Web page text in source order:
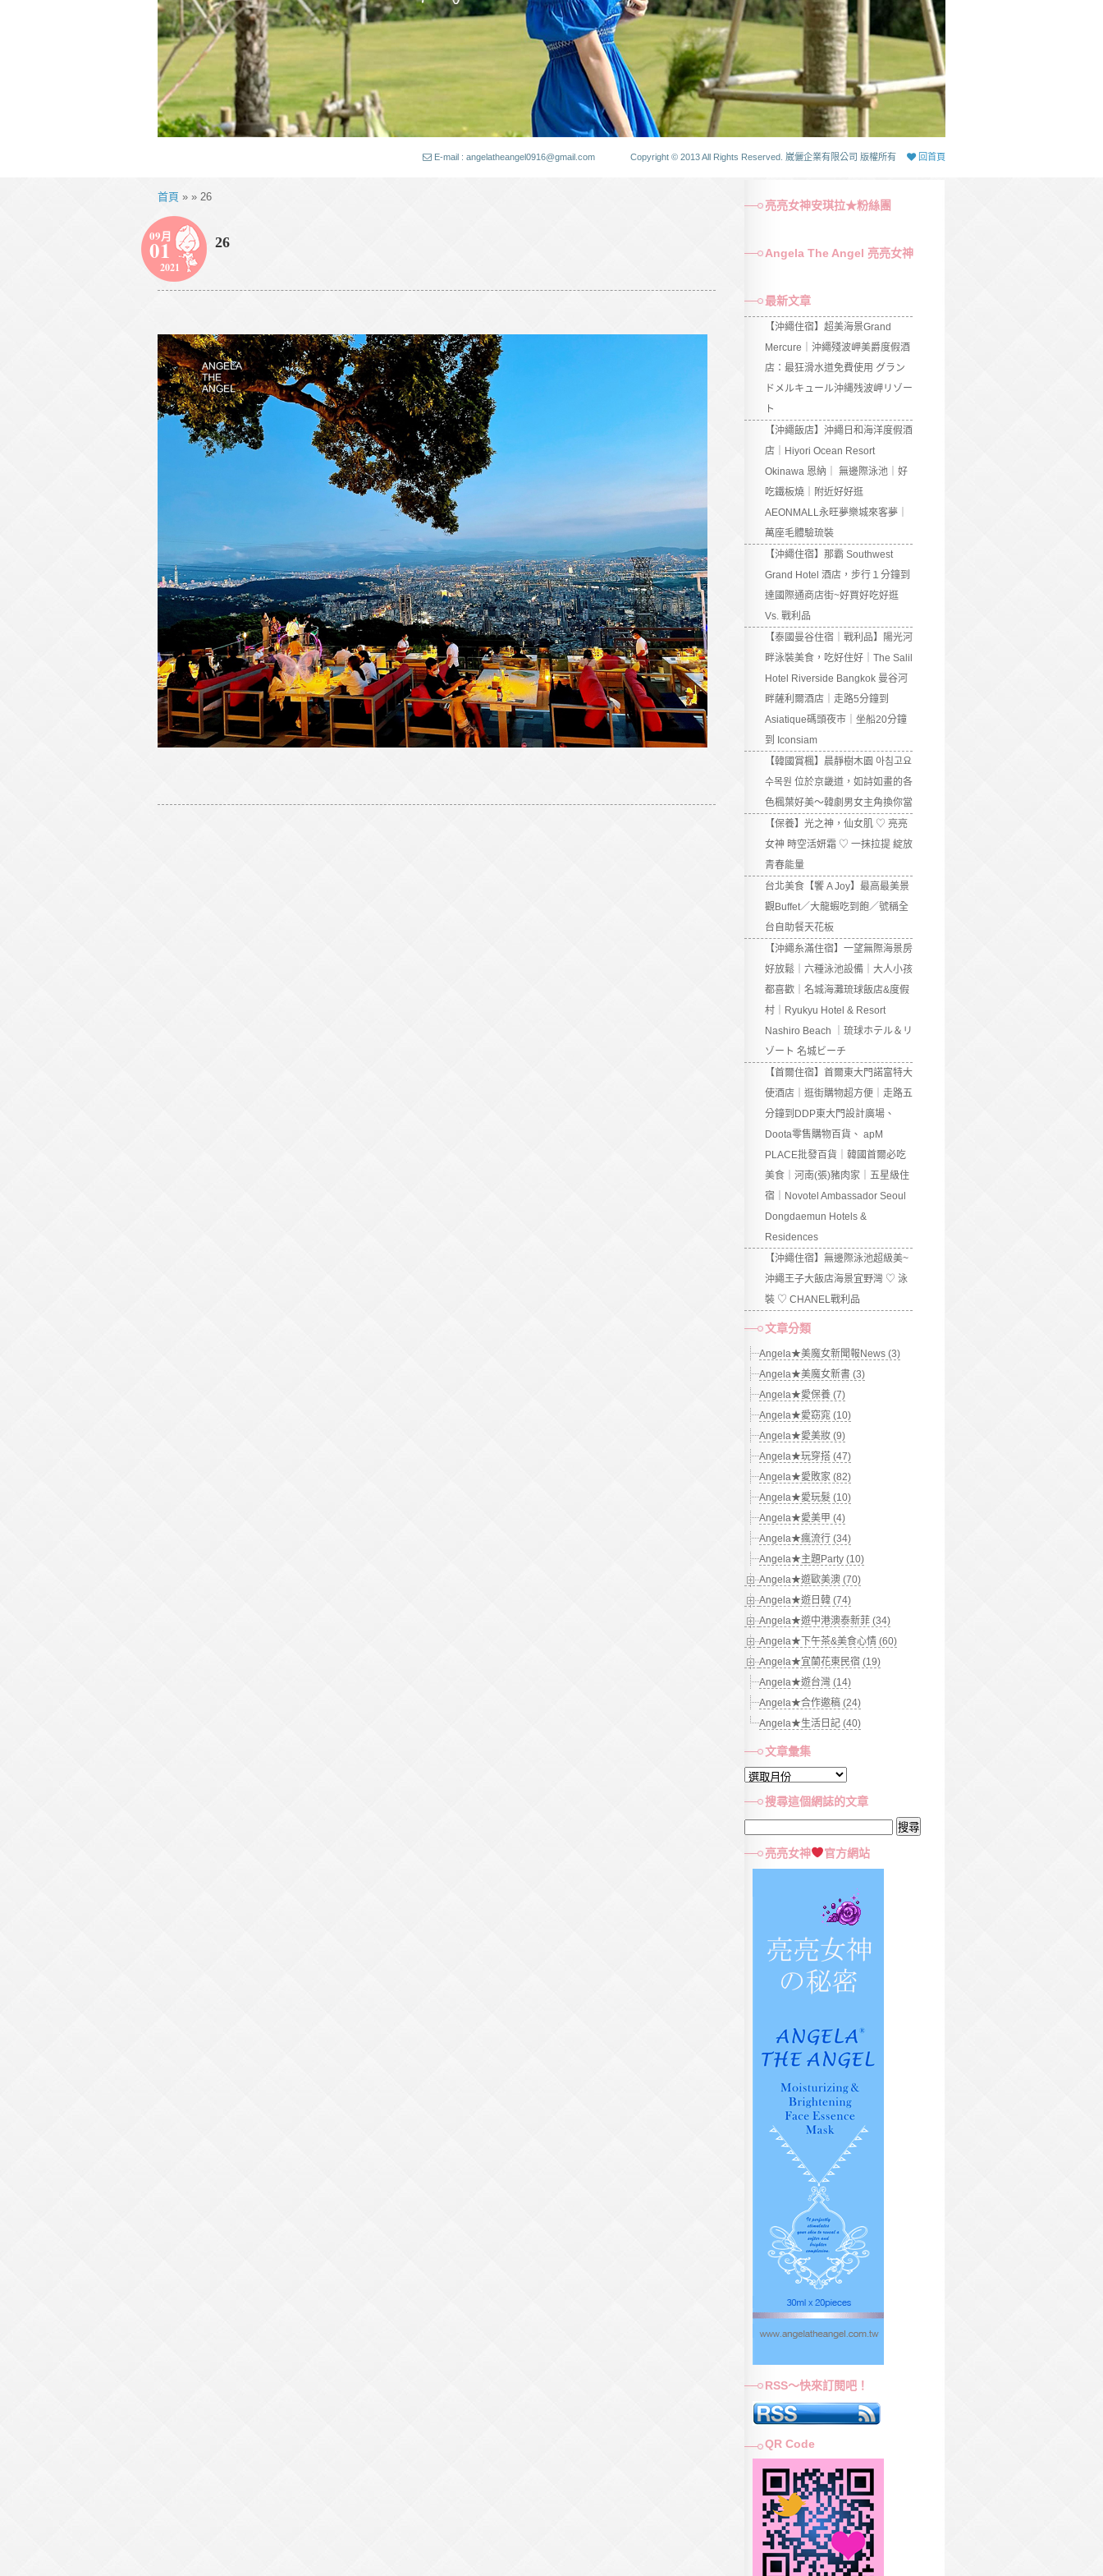
E-mail : angelatheangel0916@gmail.com Copyright © 2013 All Rights Reserved. 崴儷企業有限公司 版權所有 回首頁
首頁 » » 26
09月
01
2021
26
亮亮女神安琪拉★粉絲團
Angela The Angel 亮亮女神
最新文章
【沖繩住宿】超美海景Grand
Mercure｜沖繩殘波岬美爵度假酒
店：最狂滑水道免費使用 グラン
ドメルキュール沖縄残波岬リゾー
ト
【沖繩飯店】沖繩日和海洋度假酒
店｜Hiyori Ocean Resort
Okinawa 恩納｜ 無邊際泳池｜好
吃鐵板燒｜附近好好逛
AEONMALL永旺夢樂城來客夢｜
萬座毛體驗琉裝
【沖繩住宿】那霸 Southwest
Grand Hotel 酒店，步行１分鐘到
達國際通商店街~好買好吃好逛
Vs. 戰利品
【泰國曼谷住宿｜戰利品】陽光河
畔泳裝美食，吃好住好｜The Salil
Hotel Riverside Bangkok 曼谷河
畔薩利爾酒店｜走路5分鐘到
Asiatique碼頭夜市｜坐船20分鐘
到 Iconsiam
【韓國賞楓】晨靜樹木園 아침고요
수목원 位於京畿道，如詩如畫的各
色楓葉好美～韓劇男女主角換你當
【保養】光之神，仙女肌 ♡ 亮亮
女神 時空活妍霜 ♡ 一抹拉提 綻放
青春能量
台北美食【饗 A Joy】最高最美景
觀Buffet／大龍蝦吃到飽／號稱全
台自助餐天花板
【沖繩糸滿住宿】一望無際海景房
好放鬆｜六種泳池設備｜大人小孩
都喜歡｜名城海灘琉球飯店&度假
村｜Ryukyu Hotel & Resort
Nashiro Beach ｜琉球ホテル＆リ
ゾート 名城ビーチ
【首爾住宿】首爾東大門諾富特大
使酒店｜逛街購物超方便｜走路五
分鐘到DDP東大門設計廣場、
Doota零售購物百貨、 apM
PLACE批發百貨｜韓國首爾必吃
美食｜河南(張)豬肉家｜五星級住
宿｜Novotel Ambassador Seoul
Dongdaemun Hotels &
Residences
【沖繩住宿】無邊際泳池超級美~
沖繩王子大飯店海景宜野灣 ♡ 泳
裝 ♡ CHANEL戰利品
文章分類
Angela★美魔女新聞報News (3)
Angela★美魔女新書 (3)
Angela★愛保養 (7)
Angela★愛窈窕 (10)
Angela★愛美妝 (9)
Angela★玩穿搭 (47)
Angela★愛敗家 (82)
Angela★愛玩髮 (10)
Angela★愛美甲 (4)
Angela★瘋流行 (34)
Angela★主題Party (10)
Angela★遊歐美澳 (70)
Angela★遊日韓 (74)
Angela★遊中港澳泰新菲 (34)
Angela★下午茶&美食心情 (60)
Angela★宜蘭花東民宿 (19)
Angela★遊台灣 (14)
Angela★合作邀稿 (24)
Angela★生活日記 (40)
文章彙集
文
彙
集
搜尋這個網誌的文章
關
亮亮女神 官方網站
RSS～快來訂閱吧！
QR Code